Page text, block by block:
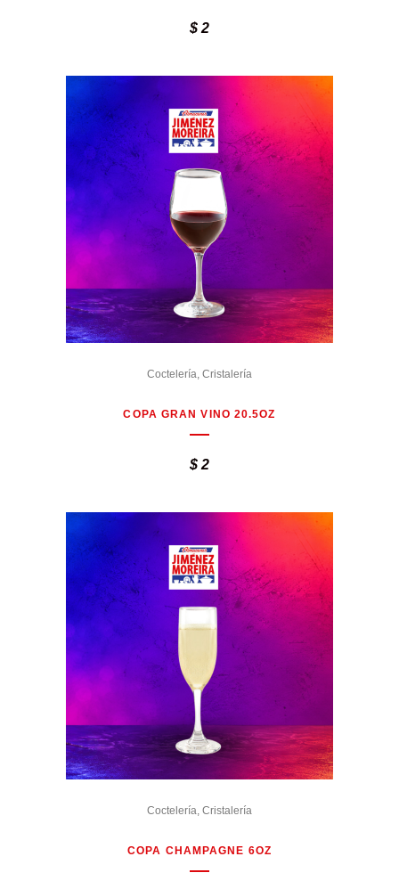
$ 2
Coctelería Cristalería
COPA GRAN VINO 20.5OZ
$ 2
Coctelería Cristalería
COPA CHAMPAGNE 6OZ